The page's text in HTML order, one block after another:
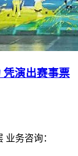
凭演出赛事票
务咨询：